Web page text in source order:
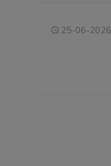
25-06-2026